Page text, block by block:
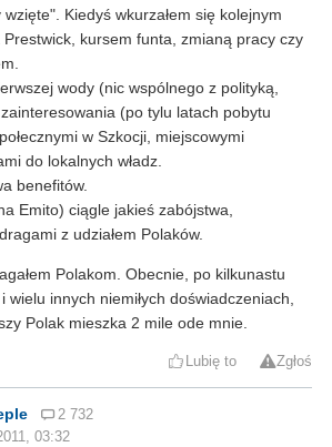
Kiedyś wkurzałem się kolejnym
kursem funta, zmianą pracy czy
wody (nic wspólnego z polityką,
(po tylu latach pobytu
w Szkocji, miejscowymi
do lokalnych władz.
benefitów.
Emito) ciągle jakieś zabójstwa,
z udziałem Polaków.
Polakom. Obecnie, po kilkunastu
wielu innych niemiłych doświadczeniach,
Polak mieszka 2 mile ode mnie.
Lubię to Zgłoś
2 732
03:32